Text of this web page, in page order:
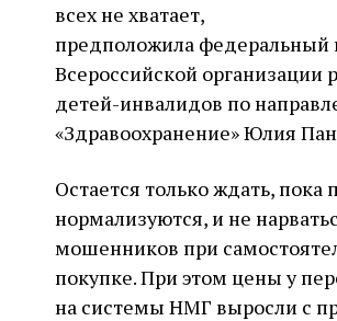
всех не хватает,
предположила федеральный
Всероссийской организации
детей-инвалидов по
«Здравоохранение» Юлия
Остается только ждать, пока
нормализуются, и не
мошенников при
покупке. При этом цены у
на системы НМГ выросли с